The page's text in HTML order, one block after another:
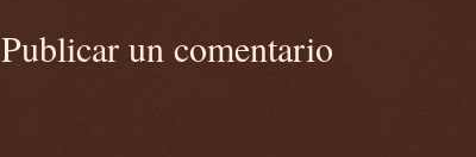
Publicar un comentario